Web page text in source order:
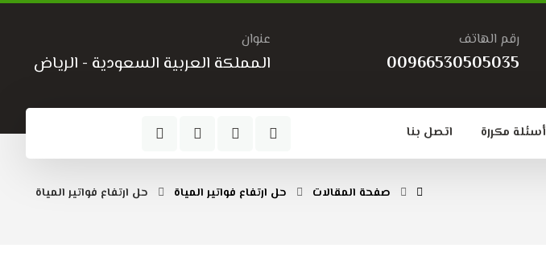
عنوان
المملكة العربية السعودية - الرياض
رقم الهاتف
00966530505035
أسئلة مكررة اتصل بنا
صفحة المقالات حل ارتفاع فواتير المياة حل ارتفاع فواتير المياة